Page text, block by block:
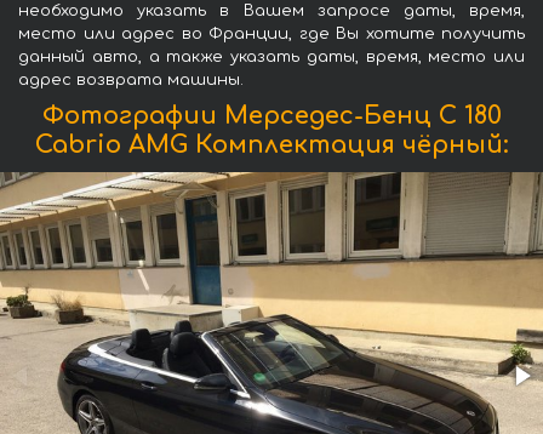
необходимо указать в Вашем запросе даты, время,
место или адрес во Франции, где Вы хотите получить
данный авто, а также указать даты, время, место или
адрес возврата машины.
Фотографии Мерседес-Бенц C 180
Cabrio AMG Комплектация чёрный: